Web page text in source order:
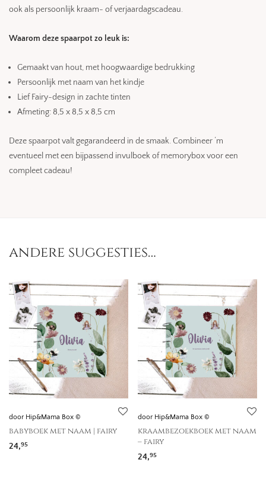
ook als persoonlijk kraam- of verjaardagscadeau.
Waarom deze spaarpot zo leuk is:
Gemaakt van hout, met hoogwaardige bedrukking
Persoonlijk met naam van het kindje
Lief Fairy-design in zachte tinten
Afmeting: 8,5 x 8,5 x 8,5 cm
Deze spaarpot valt gegarandeerd in de smaak. Combineer ‘m
eventueel met een bijpassend invulboek of memorybox voor een
compleet cadeau!
andere suggesties…
door Hip&Mama Box ©
babyboek met naam | fairy
24,95
door Hip&Mama Box ©
kraambezoekboek met naam
– fairy
24,95